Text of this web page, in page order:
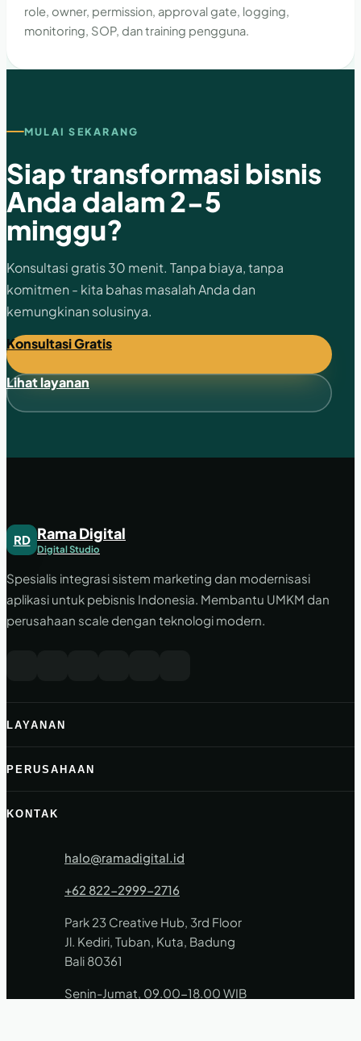
role, owner, permission, approval gate, logging,
monitoring, SOP, dan training pengguna.
MULAI SEKARANG
Siap transformasi bisnis
Anda dalam 2-5
minggu?
Konsultasi gratis 30 menit. Tanpa biaya, tanpa
komitmen - kita bahas masalah Anda dan
kemungkinan solusinya.
Konsultasi Gratis
Lihat layanan
RD Rama Digital
Digital Studio
Spesialis integrasi sistem marketing dan modernisasi
aplikasi untuk pebisnis Indonesia. Membantu UMKM dan
perusahaan scale dengan teknologi modern.
LAYANAN
PERUSAHAAN
KONTAK
halo@ramadigital.id
+62 822-2999-2716
Park 23 Creative Hub, 3rd Floor
Jl. Kediri, Tuban, Kuta, Badung
Bali 80361
Senin-Jumat, 09.00-18.00 WIB